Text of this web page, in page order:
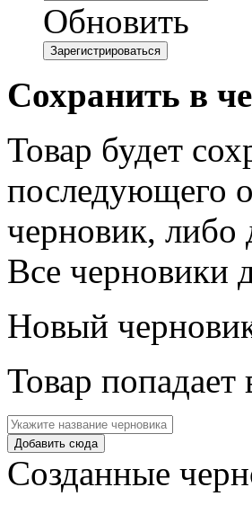
Обновить
Сохранить в
Товар будет
последующего
черновик, либо
Все черновики
Новый
Товар
Созданные